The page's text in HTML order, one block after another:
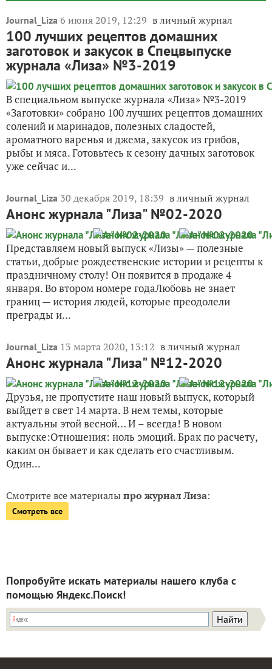
Journal_Liza 6 июня 2019, 12:29 в личный журнал
100 лучших рецептов домашних
заготовок и закусок в Спецвыпуске
журнала «Лиза» №3-2019
В специальном выпуске журнала «Лиза» №3-2019
«Заготовки» собрано 100 лучших рецептов домашних
солений и маринадов, полезных сладостей,
ароматного варенья и джема, закусок из грибов,
рыбы и мяса. Готовьтесь к сезону дачных заготовок
уже сейчас и...
Journal_Liza 30 декабря 2019, 18:39 в личный журнал
Анонс журнала "Лиза" №02-2020
Представляем новый выпуск «Лизы» — полезные
статьи, добрые рождественские истории и рецепты к
праздничному столу! Он появится в продаже 4
января. Во втором номере годаЛюбовь не знает
границ — история людей, которые преодолели
преграды и...
Journal_Liza 13 марта 2020, 13:12 в личный журнал
Анонс журнала "Лиза" №12-2020
Друзья, не пропустите наш новый выпуск, который
выйдет в свет 14 марта. В нем темы, которые
актуальны этой весной… И – всегда! В новом
выпуске:Отношения: ноль эмоций. Брак по расчету,
каким он бывает и как сделать его счастливым.
Один...
Смотрите все материалыпро журнал Лиза:
Смотреть все
Попробуйте искать материалы нашего клуба с
помощью Яндекс.Поиск!